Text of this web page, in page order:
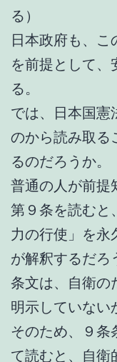
る）
日本政府も、こ
を前提として、
る。
では、日本国憲
のから読み取る
るのだろうか。
普通の人が前提
第９条を読むと
力の行使」を永
が解釈するだろ
条文は、自衛の
明示していない
そのため、９条
て読むと、自衛